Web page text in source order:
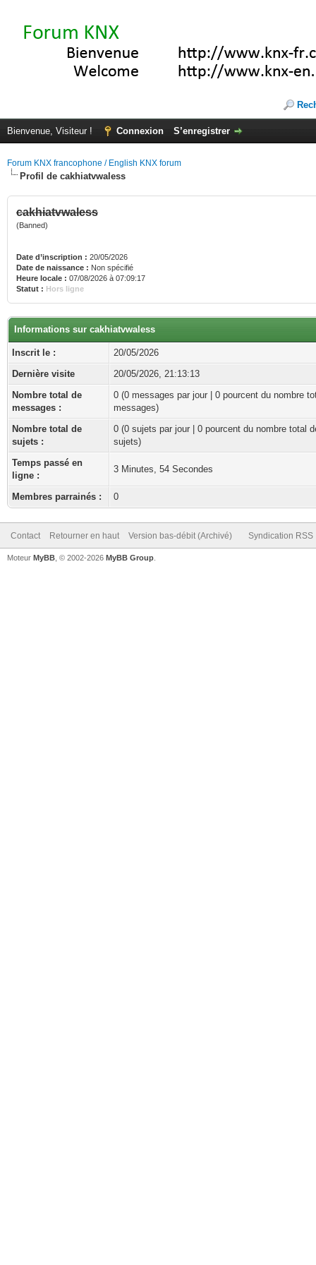
Bienvenue, Visiteur ! Connexion S’enregistrer
Forum KNX francophone / English KNX forum
Profil de cakhiatvwaless
cakhiatvwaless
(Banned)
Date d’inscription : 20/05/2026
Date de naissance : Non spécifié
Heure locale : 07/08/2026 à 07:09:17
Statut : Hors ligne
Informations sur cakhiatvwaless
Inscrit le :
20/05/2026
Dernière visite
20/05/2026, 21:13:13
Nombre total de
messages :
0 (0 messages par jour | 0 pourcent du nombre
messages)
Nombre total de
sujets :
0 (0 sujets par jour | 0 pourcent du nombre total
sujets)
Temps passé en
ligne :
3 Minutes, 54 Secondes
Membres parrainés : 0
Contact Retourner en haut Version bas-débit (Archivé) Syndication RSS
Moteur MyBB , © 2002-2026 MyBB Group